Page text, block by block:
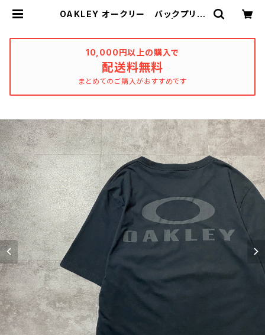
OAKLEY オークリー バックプリン
10,000円以上の購入で
配送料無料
まとめてのご購入がおすすめです